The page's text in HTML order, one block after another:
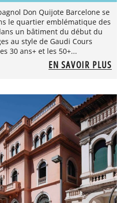
Don Quijote Barcelone se
le quartier emblématique des
un bâtiment du début du
au style de Gaudi Cours
30 ans+ et les 50+...
EN SAVOIR PLUS